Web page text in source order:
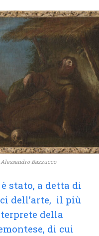
Bazzucco
stato, a detta di
dell’arte, il più
della
di cui